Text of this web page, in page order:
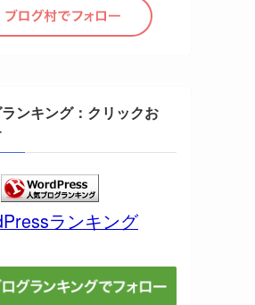
ンキング：クリックお
ランキング